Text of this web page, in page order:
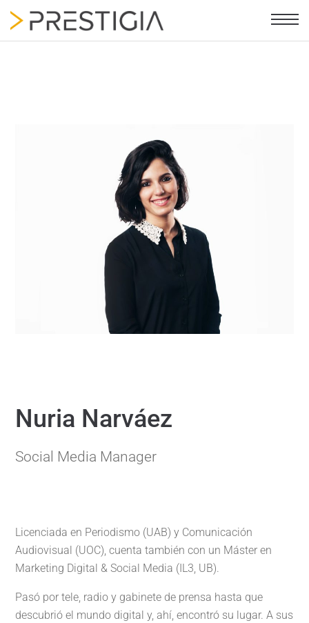
Nuria Narváez
Social Media Manager
Licenciada en Periodismo (UAB) y Comunicación
Audiovisual (UOC), cuenta también con un Máster en
Marketing Digital & Social Media (IL3, UB).
Pasó por tele, radio y gabinete de prensa hasta que
descubrió el mundo digital y, ahí, encontró su lugar. A sus